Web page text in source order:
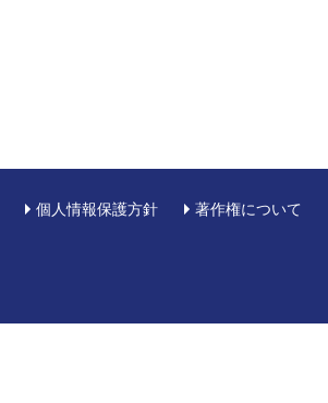
個人情報保護方針 著作権について